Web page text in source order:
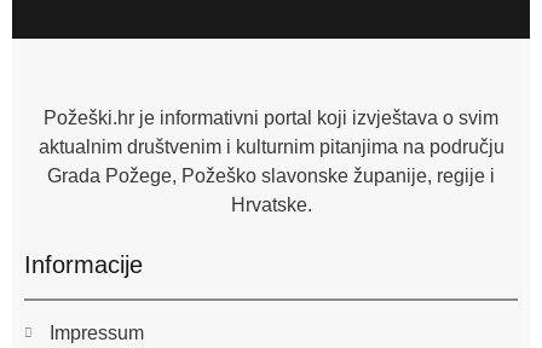
o
f
Požeški.hr je informativni portal koji izvještava o svim
aktualnim društvenim i kulturnim pitanjima na području
Grada Požege, Požeško slavonske županije, regije i
Hrvatske.
Informacije
Impressum